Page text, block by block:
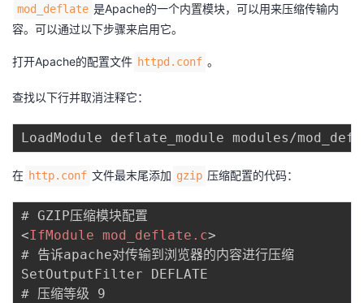
mod_deflate 是Apache的一个内置模块，可以用来压缩传输内
容。可以通过以下步骤来启用它。
打开Apache的配置文件 httpd.conf 。
查找以下行并取消注释它：
在 http.conf 文件最末尾添加 gzip 压缩配置的代码：
<IfModule mod_deflate.c>
# 告诉apache对传输到浏览器的内容进行压缩
SetOutputFilter DEFLATE
# 压缩等级 9